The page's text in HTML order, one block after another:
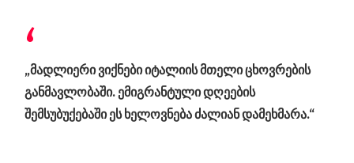
„მადლიერი ვიქნები იტალიის მთელი ცხოვრების
განმავლობაში. ემიგრანტული დღეების
შემსუბუქებაში ეს ხელოვნება ძალიან დამეხმარა.“